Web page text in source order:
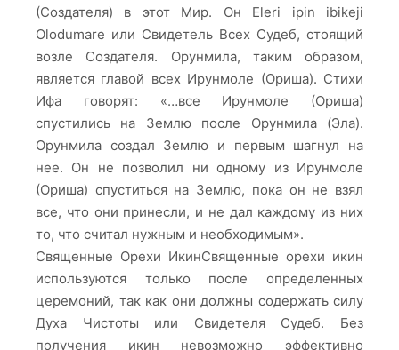
(Создателя) в этот Мир. Он Eleri ipin ibikeji
Olodumare или Свидетель Всех Судеб, стоящий
возле Создателя. Орунмила, таким образом,
является главой всех Ирунмоле (Ориша). Стихи
Ифа говорят: «…все Ирунмоле (Ориша)
спустились на Землю после Орунмила (Эла).
Орунмила создал Землю и первым шагнул на
нее. Он не позволил ни одному из Ирунмоле
(Ориша) спуститься на Землю, пока он не взял
все, что они принесли, и не дал каждому из них
то, что считал нужным и необходимым».
Священные Орехи ИкинСвященные орехи икин
используются только после определенных
церемоний, так как они должны содержать силу
Духа Чистоты или Свидетеля Судеб. Без
получения икин невозможно эффективно